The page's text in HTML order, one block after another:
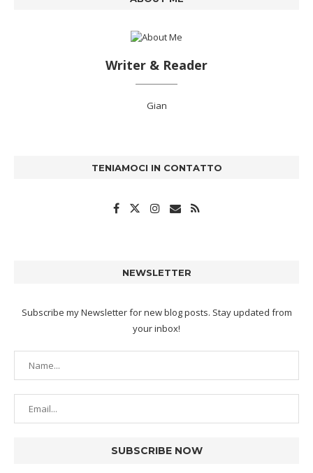
Writer & Reader
Gian
TENIAMOCI IN CONTATTO
NEWSLETTER
Subscribe my Newsletter for new blog posts. Stay updated from
your inbox!